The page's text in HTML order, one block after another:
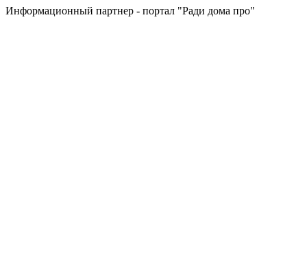
Информационный партнер - портал "Ради дома про"